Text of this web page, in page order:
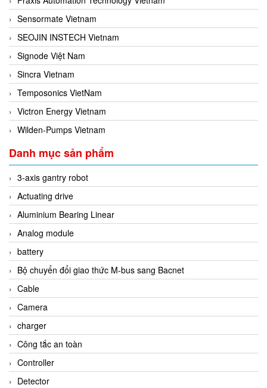
Sensormate Vietnam
SEOJIN INSTECH Vietnam
Signode Việt Nam
Sincra Vietnam
Temposonics VietNam
Victron Energy Vietnam
Wilden-Pumps Vietnam
Danh mục sản phẩm
3-axis gantry robot
Actuating drive
Aluminium Bearing Linear
Analog module
battery
Bộ chuyển đổi giao thức M-bus sang Bacnet
Cable
Camera
charger
Công tắc an toàn
Controller
Detector